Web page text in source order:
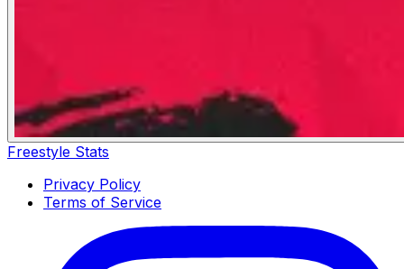
Freestyle Stats
Privacy Policy
Terms of Service